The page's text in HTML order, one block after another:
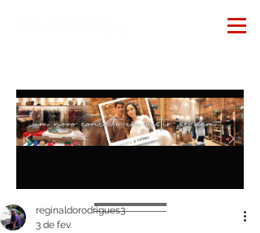
reginaldorodrigues3
3 de fev.